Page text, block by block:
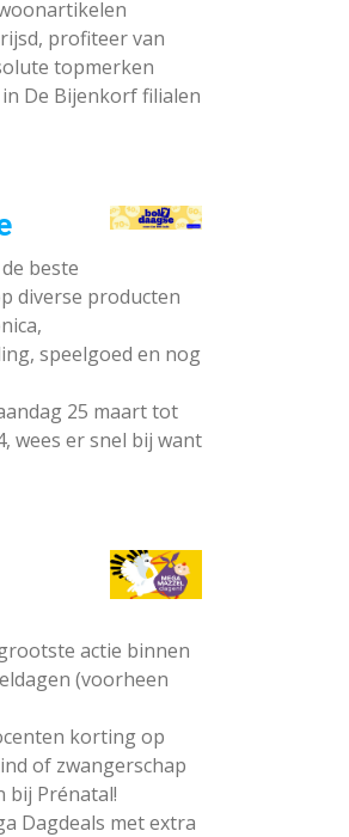
profiteer van
topmerken
De Bijenkorf filialen
beste
diverse producten
speelgoed en nog
25 maart tot
wees er snel bij want
actie binnen
(voorheen
korting op
of zwangerschap
bij Prénatal!
Dagdeals met extra